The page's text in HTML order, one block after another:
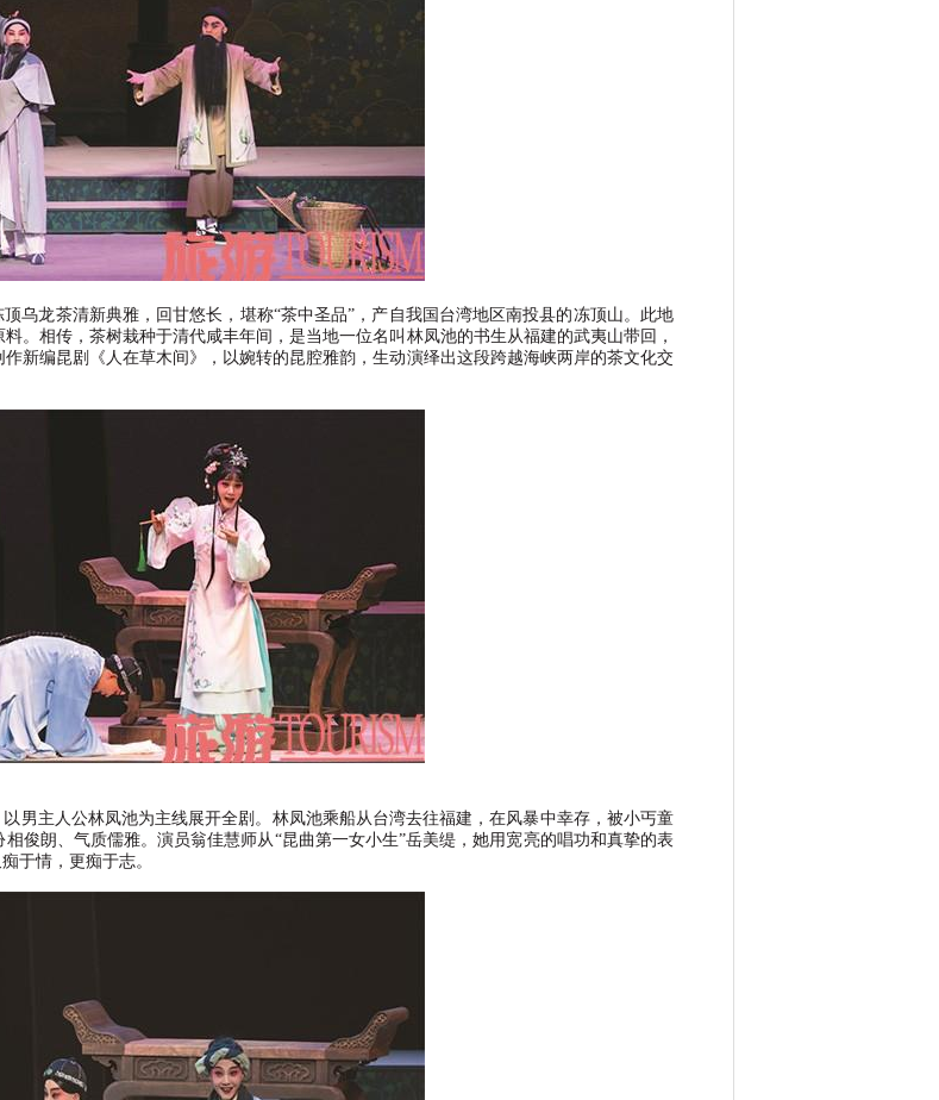
乌龙茶清新典雅，回甘悠长，堪称“茶中圣品” ，产自我国台湾地区南投县的冻顶山。此地
。相传，茶树栽种于清代咸丰年间，是当地一位名叫林凤池的书生从福建的武夷山带回，
新编昆剧《人在草木间》，以婉转的昆腔雅韵，生动演绎出这段跨越海峡两岸的茶文化交
以男主人公林凤池为主线展开全剧。林凤池乘船从台湾去往福建，在风暴中幸存，被小丐童
俊朗、气质儒雅。演员翁佳慧师从“昆曲第一女小生”岳美缇，她用宽亮的唱功和真挚的表
于情，更痴于志。